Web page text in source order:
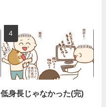
低身長じゃなかった(完)